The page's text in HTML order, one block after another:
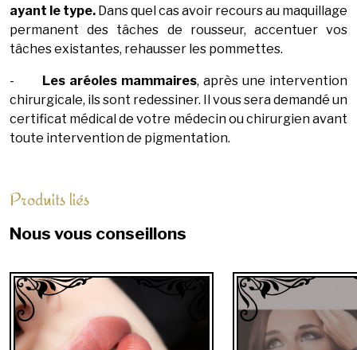
ayant le type. Dans quel cas avoir recours au maquillage
permanent des tâches de rousseur, accentuer vos
tâches existantes, rehausser les pommettes.
- Les aréoles mammaires, après une intervention
chirurgicale, ils sont redessiner. Il vous sera demandé un
certificat médical de votre médecin ou chirurgien avant
toute intervention de pigmentation.
Produits liés
Nous vous conseillons